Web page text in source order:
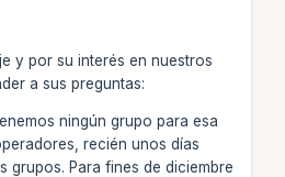
y por su interés en nuestros
a sus preguntas:
ningún grupo para esa
recién unos días
grupos. Para fines de diciembre